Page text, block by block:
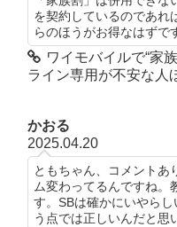
を契約しているのであれ
らのほうがお得なはずで
ワイモバイルで“家
ライン専用が不安な人
かおる
2025.04.20
ともちゃん、コメントあ
ム変わってるんですね。
す。SBは確かにいやら
う点では正しいんだと思